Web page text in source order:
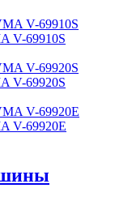
V-69910S
V-69920S
V-69920Е